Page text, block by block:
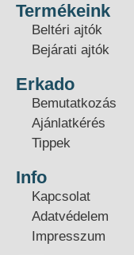
Termékeink
Beltéri ajtók
Bejárati ajtók
Erkado
Bemutatkozás
Ajánlatkérés
Tippek
Info
Kapcsolat
Adatvédelem
Impresszum